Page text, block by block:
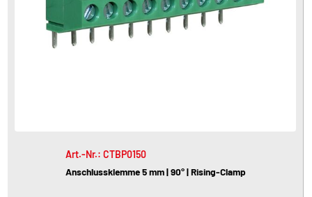
Art.-Nr.: CTBP0150
Anschlussklemme 5 mm | 90° | Rising-Clamp